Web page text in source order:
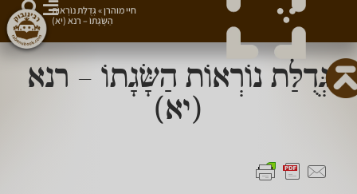
גְּדֻלַּת נוֹרְאוֹת הַשָּׂגָתוֹ – רנא
(יא)
חיי מוהרן»גְּדֻלַּת נוֹרְאוֹת
הַשָּׂגָתוֹ – רנא (יא)